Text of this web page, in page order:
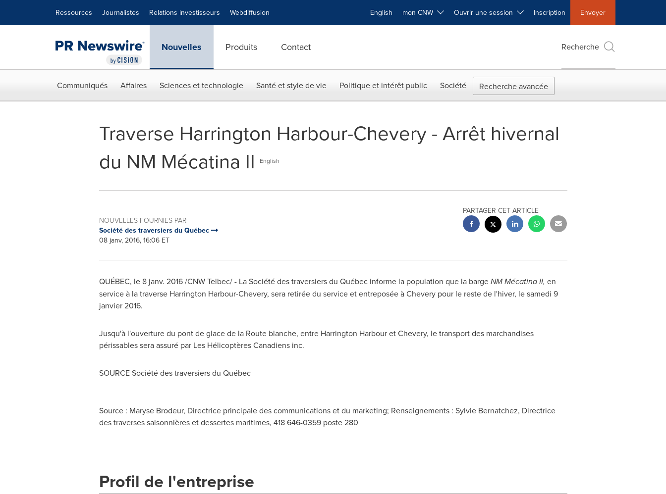
Ressources Journalistes Relations investisseurs Webdiffusion English mon CNW Ouvrir une session Inscription Envoyer
Nouvelles Produits Contact Recherche
Communiqués Affaires Sciences et technologie Santé et style de vie Politique et intérêt public Société Recherche avancée
Traverse Harrington Harbour-Chevery - Arrêt hivernal
du NM Mécatina II
English
NOUVELLES FOURNIES PAR
Société des traversiers du Québec
08 janv, 2016, 16:06 ET
PARTAGER CET ARTICLE
QUÉBEC, le 8 janv. 2016 /CNW Telbec/ - La Société des traversiers du Québec informe la population que la bargeNM Mécatina II, en
service à la traverse Harrington Harbour-Chevery, sera retirée du service et entreposée à Chevery pour le reste de l'hiver, le samedi 9
janvier 2016.
Jusqu'à l'ouverture du pont de glace de la Route blanche, entre Harrington Harbouret Chevery, le transport des marchandises
périssables sera assuré par Les Hélicoptères Canadiens inc.
SOURCE Société des traversiers du Québec
Source : Maryse Brodeur, Directrice principale des communications et du marketing; Renseignements : Sylvie Bernatchez, Directrice
des traverses saisonnières et dessertes maritimes, 418 646-0359 poste 280
Profil de l'entreprise